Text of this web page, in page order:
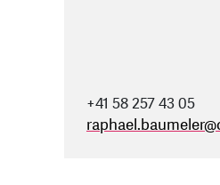
+41 58 257 43 05
raphael.baumeler@